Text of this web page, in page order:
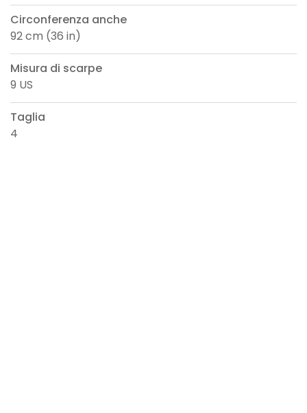
Circonferenza anche
92 cm (36 in)
Misura di scarpe
9 US
Taglia
4